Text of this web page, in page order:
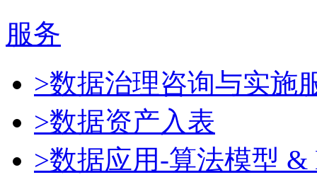
服务
>数据治理咨询与实施
>数据资产入表
>数据应用-算法模型 &